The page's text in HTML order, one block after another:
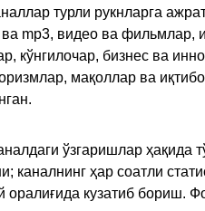
турли рукнларга
mp3, видео ва фильмлар,
кўнгилочар, бизнес ва
мақоллар ва
ўзгаришлар ҳақида
ҳар соатли
кузатиб бориш.